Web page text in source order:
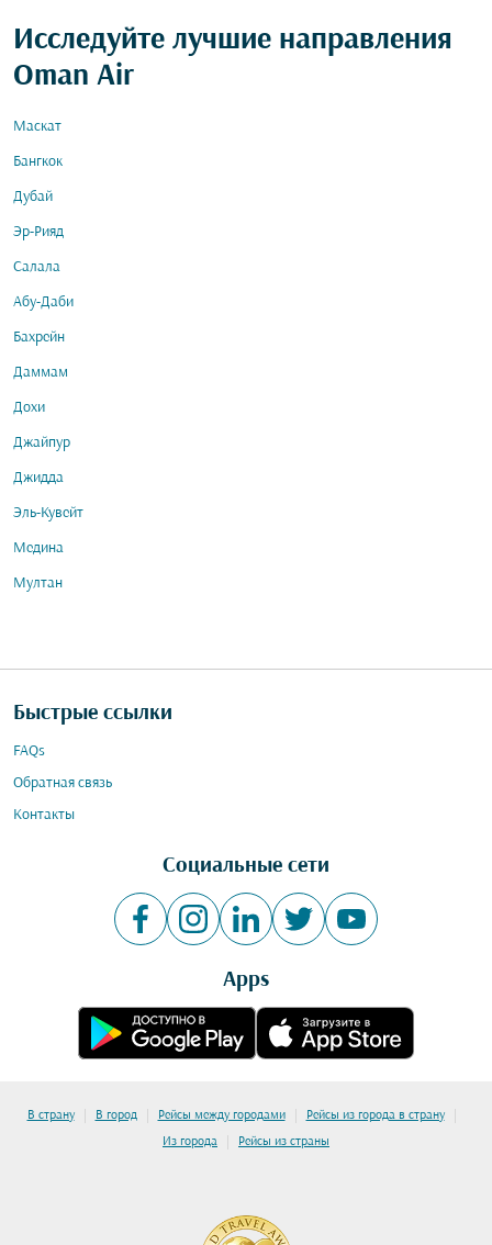
Исследуйте лучшие направления
Oman Air
Маскат
Бангкок
Дубай
Эр-Рияд
Салала
Абу-Даби
Бахрейн
Даммам
Дохи
Джайпур
Джидда
Эль-Кувейт
Медина
Мултан
Быстрые ссылки
FAQs
Обратная связь
Контакты
Социальные сети
Apps
В страну | В город | Рейсы между городами | Рейсы из города в страну |
Из города | Рейсы из страны